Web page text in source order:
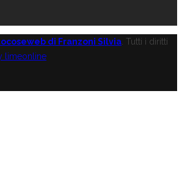
di Franzoni Silvia. Tutti i diritti
limeonline